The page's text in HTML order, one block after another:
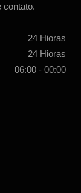
contato.
24 Hioras
24 Hioras
06:00 - 00:00